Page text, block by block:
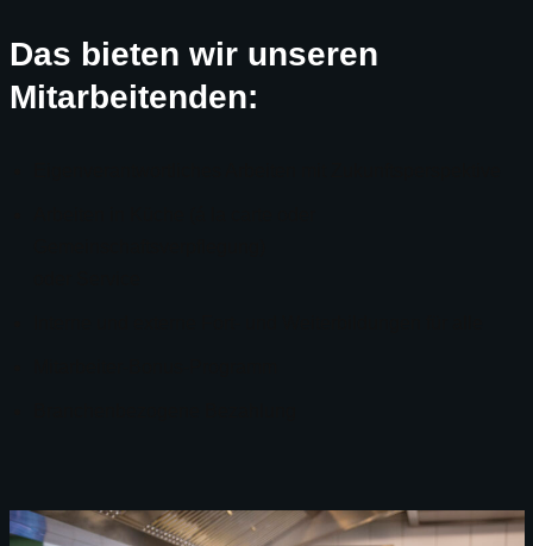
Das bieten wir unseren
Mitarbeitenden: